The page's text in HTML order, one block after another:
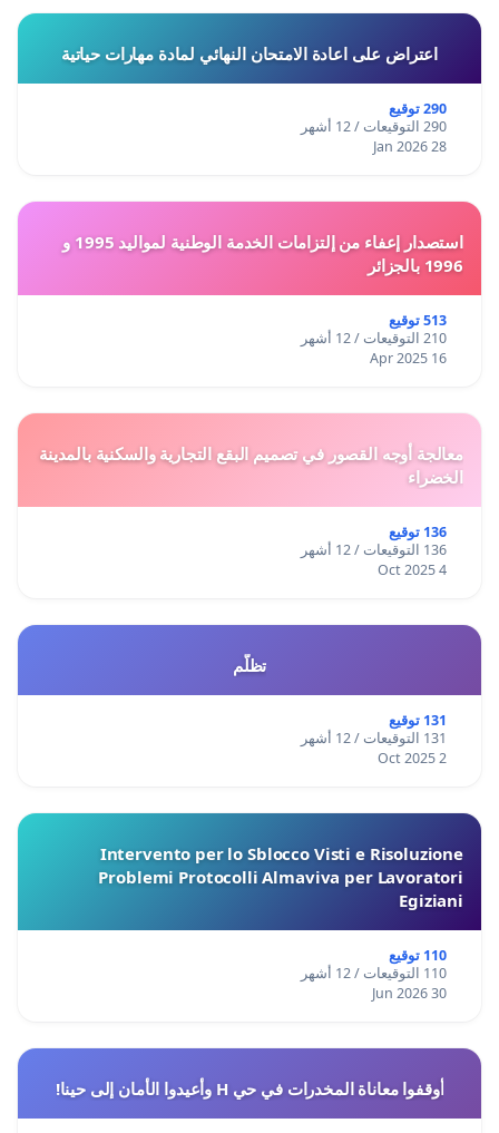
اعتراض على اعادة الامتحان النهائي لمادة مهارات حياتية
290 توقيع
290 التوقيعات / 12 أشهر
28 Jan 2026
استصدار إعفاء من إلتزامات الخدمة الوطنية لمواليد 1995 و
1996 بالجزائر
513 توقيع
210 التوقيعات / 12 أشهر
16 Apr 2025
معالجة أوجه القصور في تصميم البقع التجارية والسكنية بالمدينة
الخضراء
136 توقيع
136 التوقيعات / 12 أشهر
4 Oct 2025
تظلّم
131 توقيع
131 التوقيعات / 12 أشهر
2 Oct 2025
Intervento per lo Sblocco Visti e Risoluzione
Problemi Protocolli Almaviva per Lavoratori
Egiziani
110 توقيع
110 التوقيعات / 12 أشهر
30 Jun 2026
أوقفوا معاناة المخدرات في حي H وأعيدوا الأمان إلى حينا!